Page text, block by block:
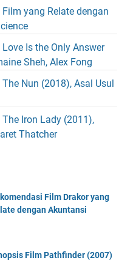
yang Relate dengan
Is the Only Answer
Sheh, Alex Fong
Nun (2018), Asal Usul
Iron Lady (2011),
Thatcher
Film Drakor yang
dengan Akuntansi
Film Pathfinder (2007)